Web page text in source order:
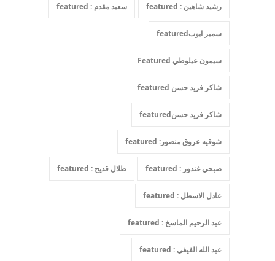
رشيد شاهين : featured سعيد مقدم : featured
سمير ايوبfeatured
سيمون عيلوطي Featured
شاكر فريد حسن featured
شاكر فريد حسنfeatured
شوقيه عروق منصور: featured
صبحي غندور : featured طلال قديح : featured
عادل الاسطل : featured
عبد الرحيم الماسخ : featured
عبد الله الفيفي : featured